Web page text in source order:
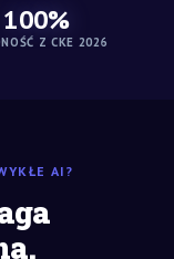
100%
Z CKE 2026
AI?